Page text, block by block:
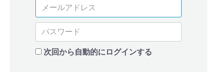
次回から自動的にログインする